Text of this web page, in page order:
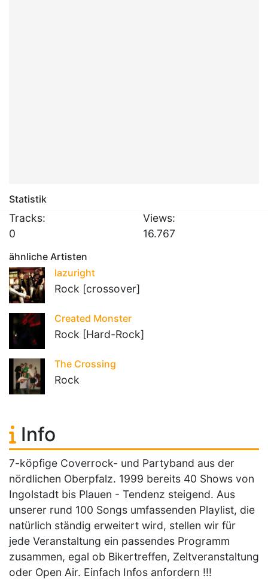
Statistik
Tracks:
0
Views:
16.767
ähnliche Artisten
lazuright
Rock [crossover]
Created Monster
Rock [Hard-Rock]
The Crossing
Rock
Info
7-köpfige Coverrock- und Partyband aus der
nördlichen Oberpfalz. 1999 bereits 40 Shows von
Ingolstadt bis Plauen - Tendenz steigend. Aus
unserer rund 100 Songs umfassenden Playlist, die
natürlich ständig erweitert wird, stellen wir für
jede Veranstaltung ein passendes Programm
zusammen, egal ob Bikertreffen, Zeltveranstaltung
oder Open Air. Einfach Infos anfordern !!!